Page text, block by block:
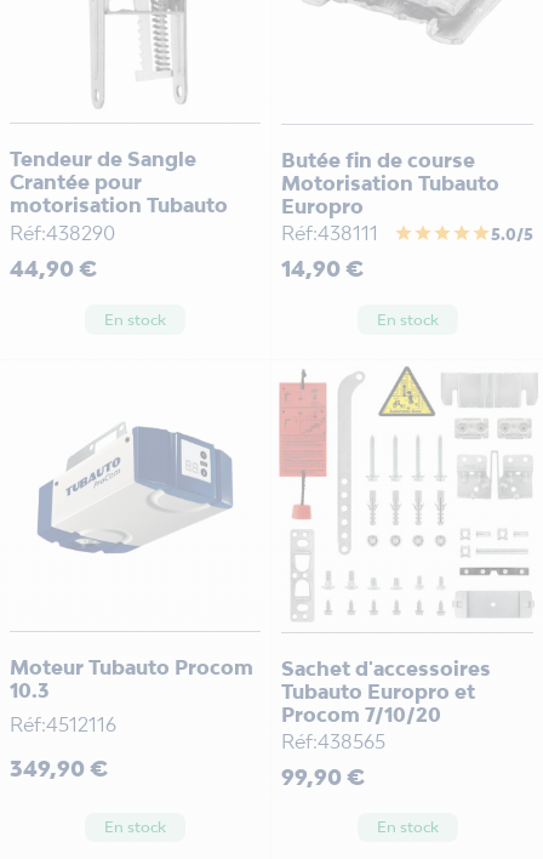
Tendeur de Sangle
Crantée pour
motorisation Tubauto
Réf:438290
Prix
44,90 €
En stock
Butée fin de course
Motorisation Tubauto
Europro
Réf:438111
star star star star star5.0/5
Prix
14,90 €
En stock
Moteur Tubauto Procom
10.3
Réf:4512116
Prix
349,90 €
En stock
Sachet d'accessoires
Tubauto Europro et
Procom 7/10/20
Réf:438565
Prix
99,90 €
En stock